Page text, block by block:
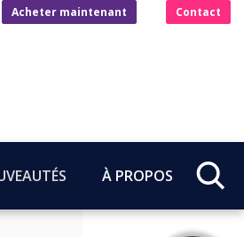
Acheter maintenant Contact
À PROPOS